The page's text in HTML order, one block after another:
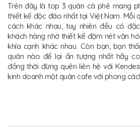
Trên đây là top 3 quán cà phê mang
thiết kế độc đáo nhất tại Việt Nam. Mỗi
cách khác nhau, tuy nhiên đều có
khách hàng nhờ thiết kế đậm nét văn
khía cạnh khác nhau. Còn bạn, bạn
quán nào để lại ấn tượng nhất hãy
đồng thời đừng quên liên hệ với
kinh doanh một quán cafe với phong